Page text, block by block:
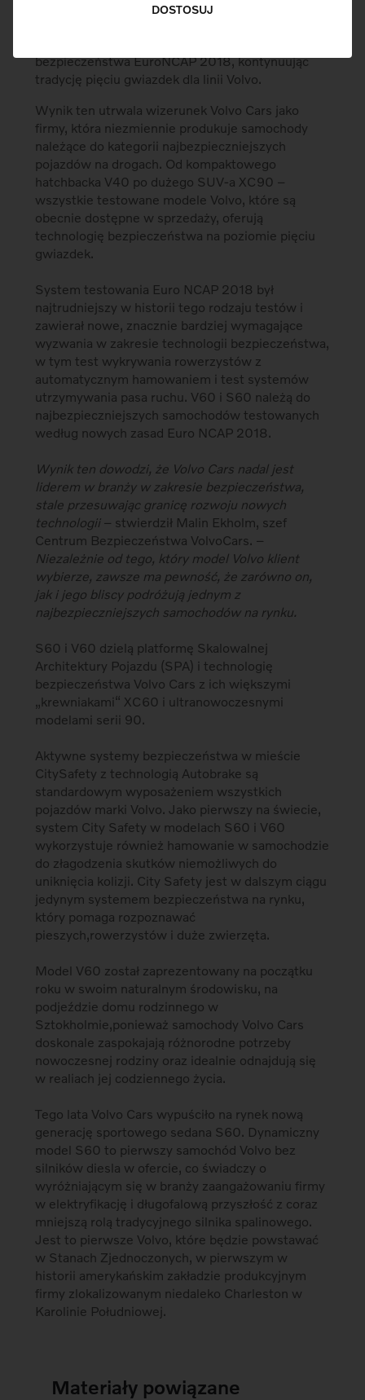
DOSTOSUJ
bezpieczeństwa EuroNCAP 2018, kontynuując
tradycję pięciu gwiazdek dla linii Volvo.
Wynik ten utrwala wizerunek Volvo Cars jako
firmy, która niezmiennie produkuje samochody
należące do kategorii najbezpieczniejszych
pojazdów na drogach. Od kompaktowego
hatchbacka V40 po dużego SUV-a XC90 –
wszystkie testowane modele Volvo, które są
obecnie dostępne w sprzedaży, oferują
technologię bezpieczeństwa na poziomie pięciu
gwiazdek.
System testowania Euro NCAP 2018 był
najtrudniejszy w historii tego rodzaju testów i
zawierał nowe, znacznie bardziej wymagające
wyzwania w zakresie technologii bezpieczeństwa,
w tym test wykrywania rowerzystów z
automatycznym hamowaniem i test systemów
utrzymywania pasa ruchu. V60 i S60 należą do
najbezpieczniejszych samochodów testowanych
według nowych zasad Euro NCAP 2018.
Wynik ten dowodzi, że Volvo Cars nadal jest
liderem w branży w zakresie bezpieczeństwa,
stale przesuwając granicę rozwoju nowych
technologii – stwierdził Malin Ekholm, szef
Centrum Bezpieczeństwa VolvoCars. –
Niezależnie od tego, który model Volvo klient
wybierze, zawsze ma pewność, że zarówno on,
jak i jego bliscy podróżują jednym z
najbezpieczniejszych samochodów na rynku.
S60 i V60 dzielą platformę Skalowalnej
Architektury Pojazdu (SPA) i technologię
bezpieczeństwa Volvo Cars z ich większymi
„krewniakami“ XC60 i ultranowoczesnymi
modelami serii 90.
Aktywne systemy bezpieczeństwa w mieście
CitySafety z technologią Autobrake są
standardowym wyposażeniem wszystkich
pojazdów marki Volvo. Jako pierwszy na świecie,
system City Safety w modelach S60 i V60
wykorzystuje również hamowanie w samochodzie
do złagodzenia skutków niemożliwych do
uniknięcia kolizji. City Safety jest w dalszym ciągu
jedynym systemem bezpieczeństwa na rynku,
który pomaga rozpoznawać
pieszych,rowerzystów i duże zwierzęta.
Model V60 został zaprezentowany na początku
roku w swoim naturalnym środowisku, na
podjeździe domu rodzinnego w
Sztokholmie,ponieważ samochody Volvo Cars
doskonale zaspokajają różnorodne potrzeby
nowoczesnej rodziny oraz idealnie odnajdują się
w realiach jej codziennego życia.
Tego lata Volvo Cars wypuściło na rynek nową
generację sportowego sedana S60. Dynamiczny
model S60 to pierwszy samochód Volvo bez
silników diesla w ofercie, co świadczy o
wyróżniającym się w branży zaangażowaniu firmy
w elektryfikację i długofalową przyszłość z coraz
mniejszą rolą tradycyjnego silnika spalinowego.
Jest to pierwsze Volvo, które będzie powstawać
w Stanach Zjednoczonych, w pierwszym w
historii amerykańskim zakładzie produkcyjnym
firmy zlokalizowanym niedaleko Charleston w
Karolinie Południowej.
Materiały powiązane